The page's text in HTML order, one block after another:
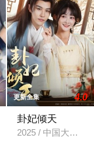
更新全集 4.0
卦妃倾天
2025 / 中国大陆 /